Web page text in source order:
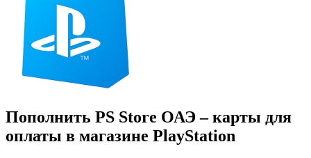
Пополнить PS Store ОАЭ – карты для
оплаты в магазине PlayStation